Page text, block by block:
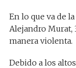
En lo que va de
Alejandro Murat,
manera violenta.
Debido a los